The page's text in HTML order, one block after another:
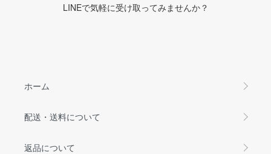
LINEで気軽に受け取ってみませんか？
ホーム
配送・送料について
返品について